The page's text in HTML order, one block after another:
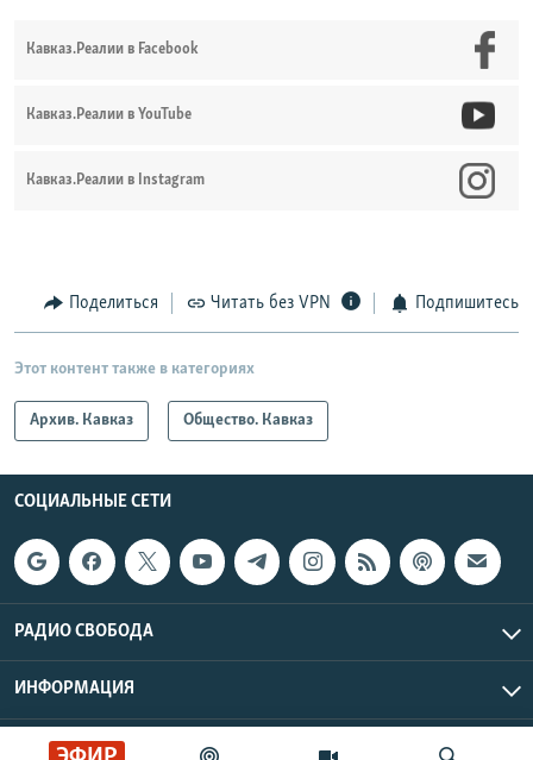
Кавказ.Реалии в Facebook
Кавказ.Реалии в YouTube
Кавказ.Реалии в Instagram
Поделиться Читать без VPN Подпишитесь
Этот контент также в категориях
Архив. Кавказ Общество. Кавказ
СОЦИАЛЬНЫЕ СЕТИ
РАДИО СВОБОДА
ИНФОРМАЦИЯ
Радио Свобода © 2026 RFE/RL, Inc. | Все права защищены.